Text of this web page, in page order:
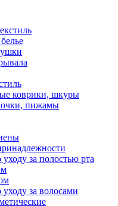
коврики, шкуры
пижамы
за полостью рта
за волосами